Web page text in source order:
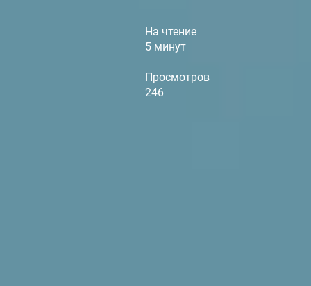
На чтение
5 минут
Просмотров
246